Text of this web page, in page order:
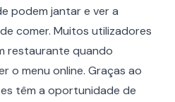
podem jantar e ver a
comer. Muitos utilizadores
restaurante quando
o menu online. Graças ao
têm a oportunidade de